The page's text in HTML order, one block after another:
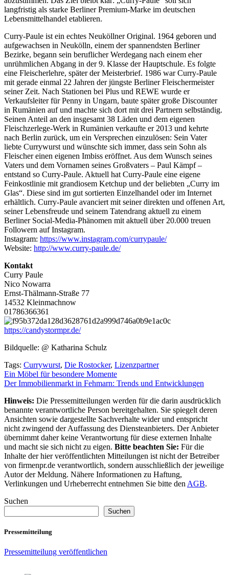
langfristig als starke Berliner Premium-Marke im deutschen
Lebensmittelhandel etablieren.
Curry-Paule ist ein echtes Neuköllner Original. 1964 geboren und
aufgewachsen in Neukölln, einem der spannendsten Berliner
Bezirke, begann sein beruflicher Werdegang nach einem eher
unrühmlichen Abgang in der 9. Klasse der Hauptschule. Es folgte
eine Fleischerlehre, später der Meisterbrief. 1986 war Curry-Paule
mit gerade einmal 22 Jahren der jüngste Berliner Fleischermeister
seiner Zeit. Nach Stationen bei Plus und REWE wurde er
Verkaufsleiter für Penny in Ungarn, baute später große Discounter
in Rumänien auf und machte sich dort mit drei Partnern selbständig.
Seinen Anteil an den insgesamt 38 Läden und dem eigenen
Fleischzerlege-Werk in Rumänien verkaufte er 2013 und kehrte
nach Berlin zurück, um ein Versprechen einzulösen: Sein Vater
liebte Currywurst und wünschte sich immer, dass sein Sohn als
Fleischer einen eigenen Imbiss eröffnet. Aus dem Wunsch seines
Vaters und dem Vornamen seines Großvaters – Paul Kämpf –
entstand so Curry-Paule. Aktuell hat Curry-Paule eine eigene
Feinkostlinie mit grandiosem Ketchup und der beliebten „Curry im
Glas“. Diese sind im gut sortierten Einzelhandel oder im Internet
erhältlich. Curry-Paule avanciert mit seiner direkten und offenen Art,
seiner Lebensfreude und seinem Tatendrang aktuell zu einem
Berliner Social-Media-Phänomen mit aktuell über 20.000 treuen
Followern auf Instagram.
Instagram: https://www.instagram.com/currypaule/
Website: http://www.curry-paule.de/
Kontakt
Curry Paule
Nico Nowarra
Ernst-Thälmann-Straße 77
14532 Kleinmachnow
01786366361
https://candystormpr.de/
Bildquelle: @ Katharina Schulz
Tags: Currywurst, Die Rostocker, Lizenzpartner
Beitragsnavigation
Ein Möbel für besondere Momente
Der Immobilienmarkt in Fehmarn: Trends und Entwicklungen
Hinweis: Die Pressemitteilungen werden für die darin ausdrücklich
benannte verantwortliche Person bereitgehalten. Sie spiegelt deren
Ansichten sowie dargestellte Sachverhalte wider und entspricht
nicht zwingend der Auffassung des Diensteanbieters. Der Anbieter
übernimmt daher keine Verantwortung für diese externen Inhalte
und macht sie sich nicht zu eigen. Bitte beachten Sie: Für die
Inhalte der hier veröffentlichten Mitteilungen ist nicht der Betreiber
von firmenpr.de verantwortlich, sondern ausschließlich der jeweilige
Autor der Meldung. Nähere Informationen zu Haftung,
Verlinkungen und Urheberrecht entnehmen Sie bitte den AGB.
Suchen
Suchen
Pressemitteilung
Pressemitteilung veröffentlichen